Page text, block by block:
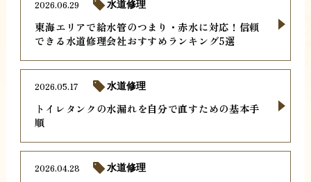
東海エリアで給水管のつまり・赤水に対応！信頼
できる水道修理会社おすすめランキング5選
2026.06.29 水道修理
トイレタンクの水漏れを自分で直すための基本手
順
2026.05.17 水道修理
2026.04.28 水道修理